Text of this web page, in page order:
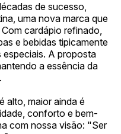
de sucesso,
uma nova marca que
cardápio refinado,
e bebidas tipicamente
especiais. A proposta
a essência da
alto, maior ainda é
conforto e bem-
com nossa visão: "Ser